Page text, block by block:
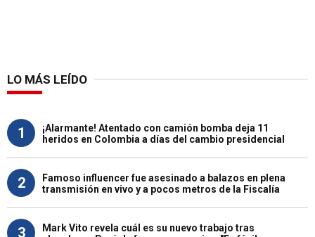
LO MÁS LEÍDO
1
¡Alarmante! Atentado con camión bomba deja 11
heridos en Colombia a días del cambio presidencial
2
Famoso influencer fue asesinado a balazos en plena
transmisión en vivo y a pocos metros de la Fiscalía
3
Mark Vito revela cuál es su nuevo trabajo tras